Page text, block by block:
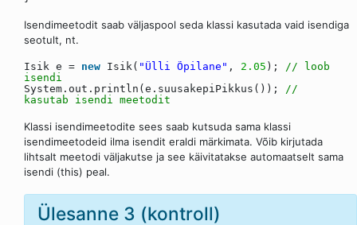
Isendimeetodit saab väljaspool seda klassi kasutada vaid isendiga
seotult, nt.
Isik e = new Isik( "Ülli Õpilane" , 2.05 ); // loob
isendi
System.out.println(e.suusakepiPikkus()); //
kasutab isendi meetodit
Klassi isendimeetodite sees saab kutsuda sama klassi
isendimeetodeid ilma isendit eraldi märkimata. Võib kirjutada
lihtsalt meetodi väljakutse ja see käivitatakse automaatselt sama
isendi (this) peal.
Ülesanne 3 (kontroll)